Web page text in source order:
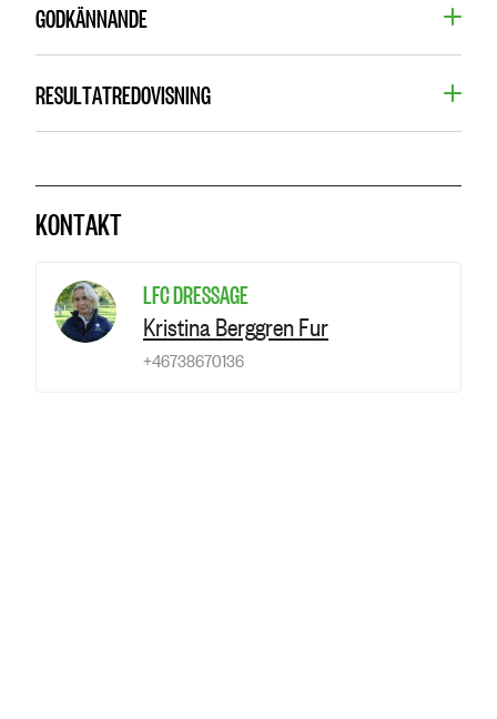
GODKÄNNANDE
RESULTATREDOVISNING
KONTAKT
LFC DRESSAGE
Kristina Berggren Fur
+46738670136